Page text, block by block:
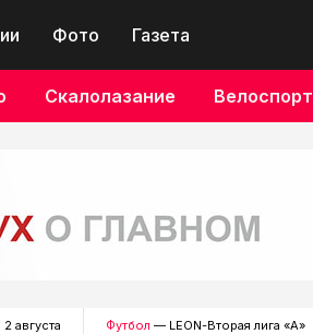
Фото Газета
Скалолазание Велоспорт
2 августа Футбол — LEON-Вторая лига «А»